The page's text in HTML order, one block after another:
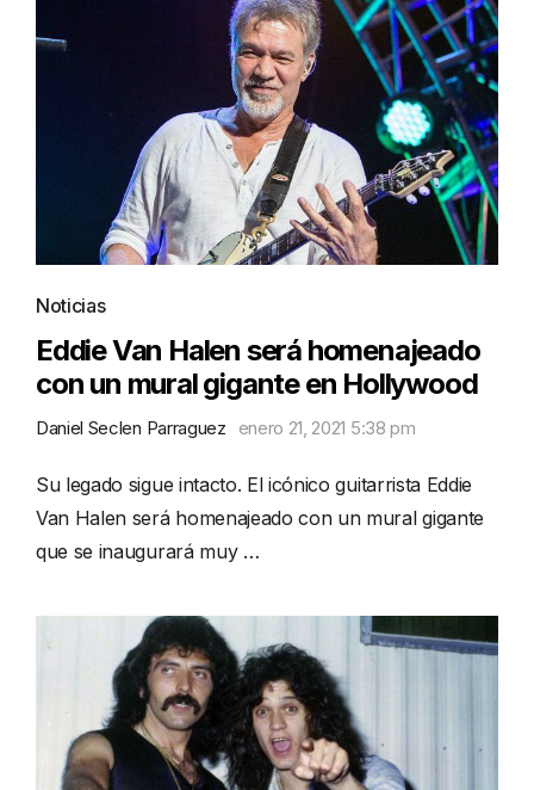
Noticias
Eddie Van Halen será homenajeado
con un mural gigante en Hollywood
Daniel Seclen Parraguez enero 21, 2021 5:38 pm
Su legado sigue intacto. El icónico guitarrista Eddie
Van Halen será homenajeado con un mural gigante
que se inaugurará muy …